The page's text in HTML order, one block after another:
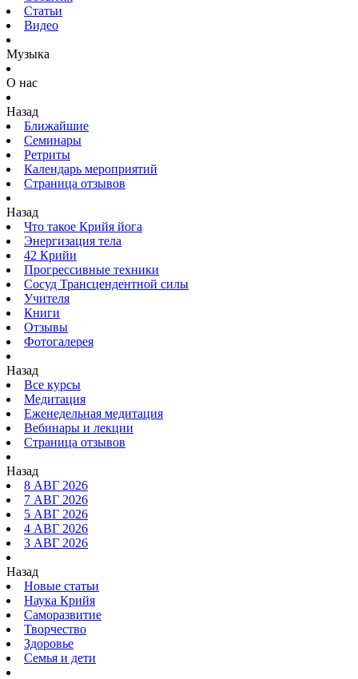
Статьи
Видео
Музыка
О нас
Назад
Ближайшие
Семинары
Ретриты
Календарь мероприятий
Страница отзывов
Назад
Что такое Крийя йога
Энергизация тела
42 Крийи
Прогрессивные техники
Сосуд Трансцендентной силы
Учителя
Книги
Отзывы
Фотогалерея
Назад
Все курсы
Медитация
Еженедельная медитация
Вебинары и лекции
Страница отзывов
Назад
8 АВГ 2026
7 АВГ 2026
5 АВГ 2026
4 АВГ 2026
3 АВГ 2026
Назад
Новые статьи
Наука Крийя
Саморазвитие
Творчество
Здоровье
Семья и дети